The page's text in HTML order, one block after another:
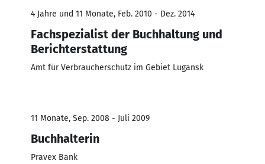
4 Jahre und 11 Monate, Feb. 2010 - Dez. 2014
Fachspezialist der Buchhaltung und
Berichterstattung
Amt für Verbraucherschutz im Gebiet Lugansk
11 Monate, Sep. 2008 - Juli 2009
Buchhalterin
Pravex Bank